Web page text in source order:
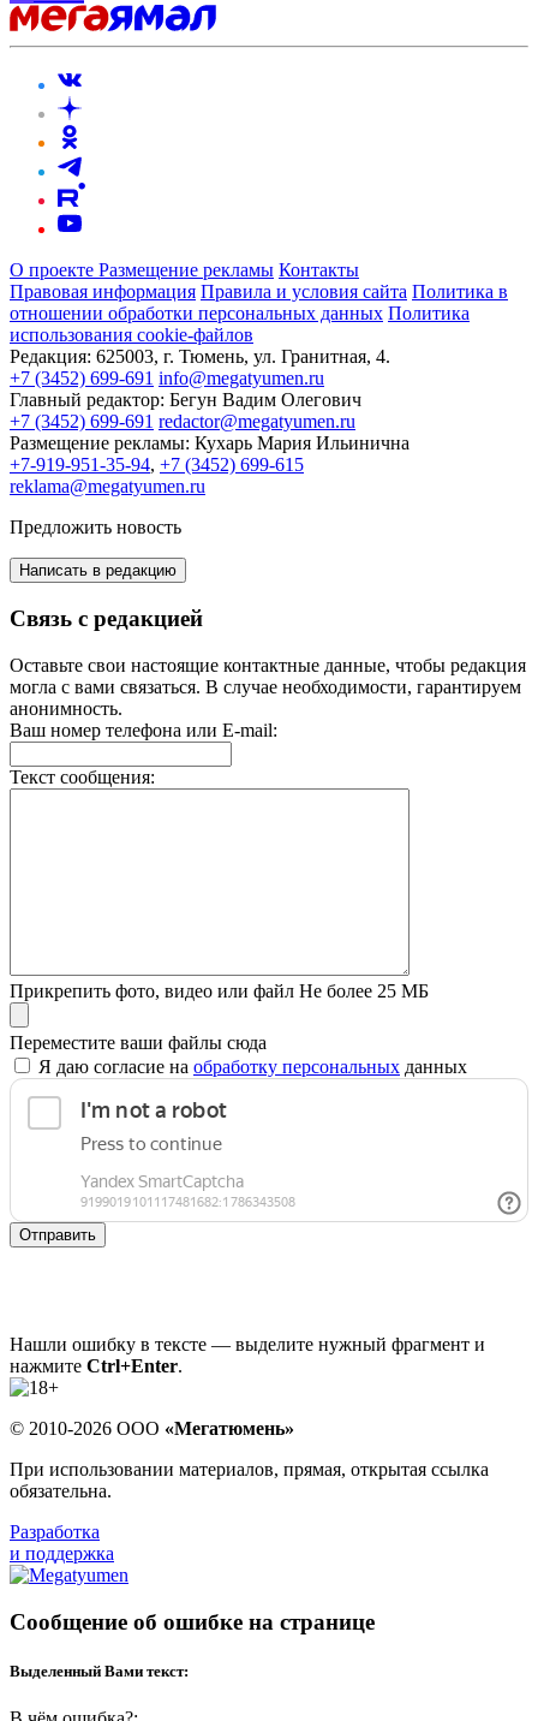
О проекте Размещение рекламы Контакты
Правовая информация Правила и условия сайта Политика в
отношении обработки персональных данных Политика
использования cookie-файлов
Редакция: 625003, г. Тюмень, ул. Гранитная, 4.
+7 (3452) 699-691 info@megatyumen.ru
Главный редактор: Бегун Вадим Олегович
+7 (3452) 699-691 redactor@megatyumen.ru
Размещение рекламы: Кухарь Мария Ильинична
+7-919-951-35-94, +7 (3452) 699-615
reklama@megatyumen.ru
Предложить новость
Написать в редакцию
Связь с редакцией
Оставьте свои настоящие контактные данные, чтобы редакция
могла с вами связаться. В случае необходимости, гарантируем
анонимность.
Ваш номер телефона или E-mail:
Текст сообщения:
Прикрепить фото, видео или файл Не более 25 МБ
Переместите ваши файлы сюда
Я даю согласие на обработку персональных данных
Отправить
Нашли ошибку в тексте — выделите нужный фрагмент и
нажмите Ctrl+Enter.
© 2010-2026 ООО «Мегатюмень»
При использовании материалов, прямая, открытая ссылка
обязательна.
Разработка
и поддержка
Сообщение об ошибке на странице
Выделенный Вами текст: